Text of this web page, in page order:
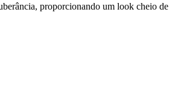
proporcionando um look cheio de